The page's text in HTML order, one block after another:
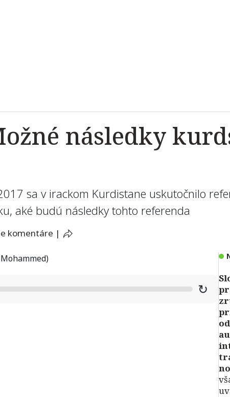
následky
sa v irackom Kurdistane uskutočnilo
aké budú následky tohto referenda
komentáre |
↻